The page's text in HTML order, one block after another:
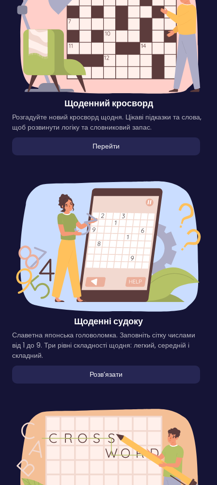
Щоденний кросворд
Розгадуйте новий кросворд щодня. Цікаві підказки та слова,
щоб розвинути логіку та словниковий запас.
Перейти
Щоденні судоку
Славетна японська головоломка. Заповніть сітку числами
від 1 до 9. Три рівні складності щодня: легкий, середній і
складний.
Розвʼязати